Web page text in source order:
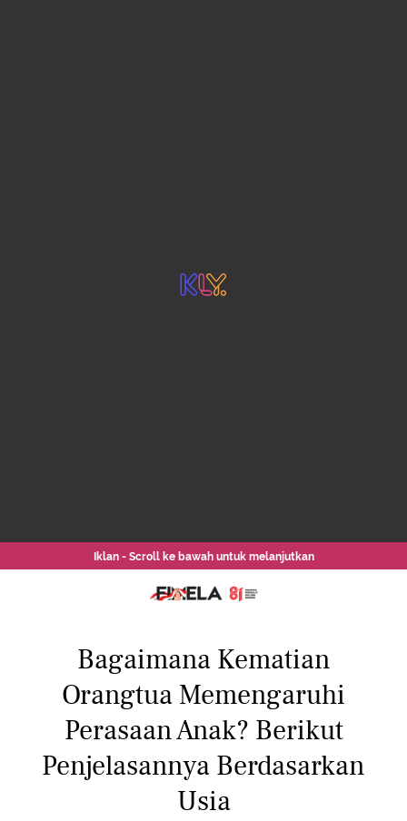
Iklan - Scroll ke bawah untuk melanjutkan
Bagaimana Kematian
Orangtua Memengaruhi
Perasaan Anak? Berikut
Penjelasannya Berdasarkan
Usia